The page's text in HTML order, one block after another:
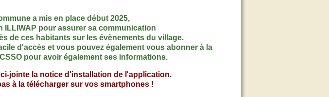
a mis en place début 2025,
ILLIWAP pour assurer sa communication
de ces habitants sur les évènements du village.
d'accès et vous pouvez également vous abonner à la
pour avoir également ses informations.
jointe la notice d'installation de l'application.
à la télécharger sur vos smartphones !